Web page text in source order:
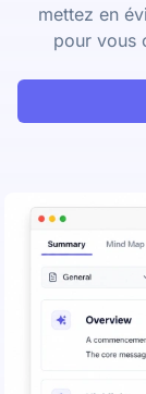
mettez en
pour vous